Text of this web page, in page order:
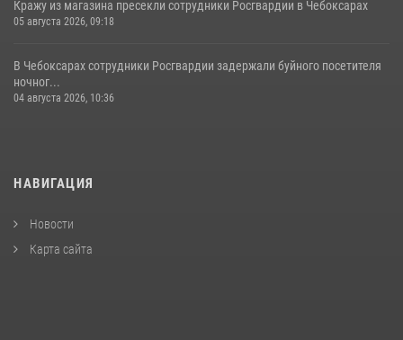
Кражу из магазина пресекли сотрудники Росгвардии в Чебоксарах
05 августа 2026, 09:18
В Чебоксарах сотрудники Росгвардии задержали буйного посетителя
ночног...
04 августа 2026, 10:36
НАВИГАЦИЯ
Новости
Карта сайта